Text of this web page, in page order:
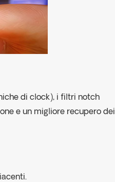
di clock), i filtri notch
e un migliore recupero dei